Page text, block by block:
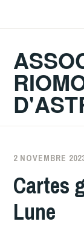
principal
2 NOVEMBRE
Cartes
Lune